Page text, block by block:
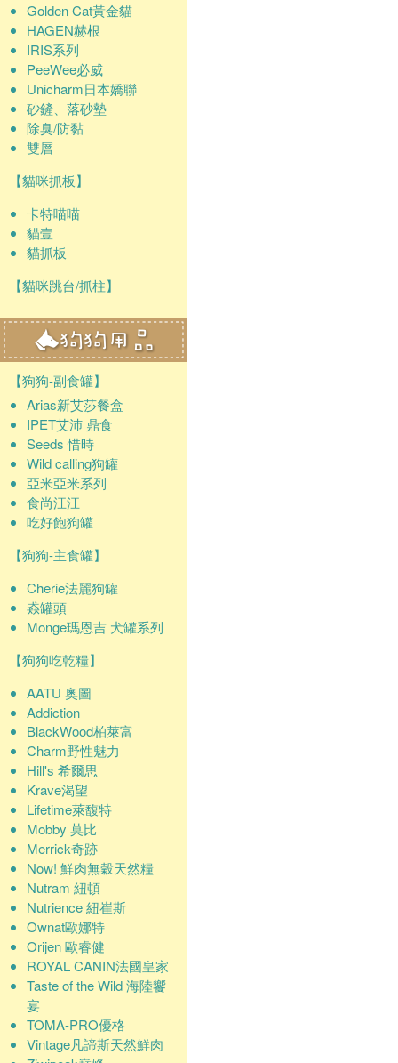
Golden Cat黃金貓
HAGEN赫根
IRIS系列
PeeWee必威
Unicharm日本嬌聯
砂鏟、落砂墊
除臭/防黏
雙層
【貓咪抓板】
卡特喵喵
貓壹
貓抓板
【貓咪跳台/抓柱】
【狗狗-副食罐】
Arias新艾莎餐盒
IPET艾沛 鼎食
Seeds 惜時
Wild calling狗罐
亞米亞米系列
食尚汪汪
吃好飽狗罐
【狗狗-主食罐】
Cherie法麗狗罐
猋罐頭
Monge瑪恩吉 犬罐系列
【狗狗吃乾糧】
AATU 奧圖
Addiction
BlackWood柏萊富
Charm野性魅力
Hill's 希爾思
Krave渴望
Lifetime萊馥特
Mobby 莫比
Merrick奇跡
Now! 鮮肉無穀天然糧
Nutram 紐頓
Nutrience 紐崔斯
Ownat歐娜特
Orijen 歐睿健
ROYAL CANIN法國皇家
Taste of the Wild 海陸饗
宴
TOMA-PRO優格
Vintage凡諦斯天然鮮肉